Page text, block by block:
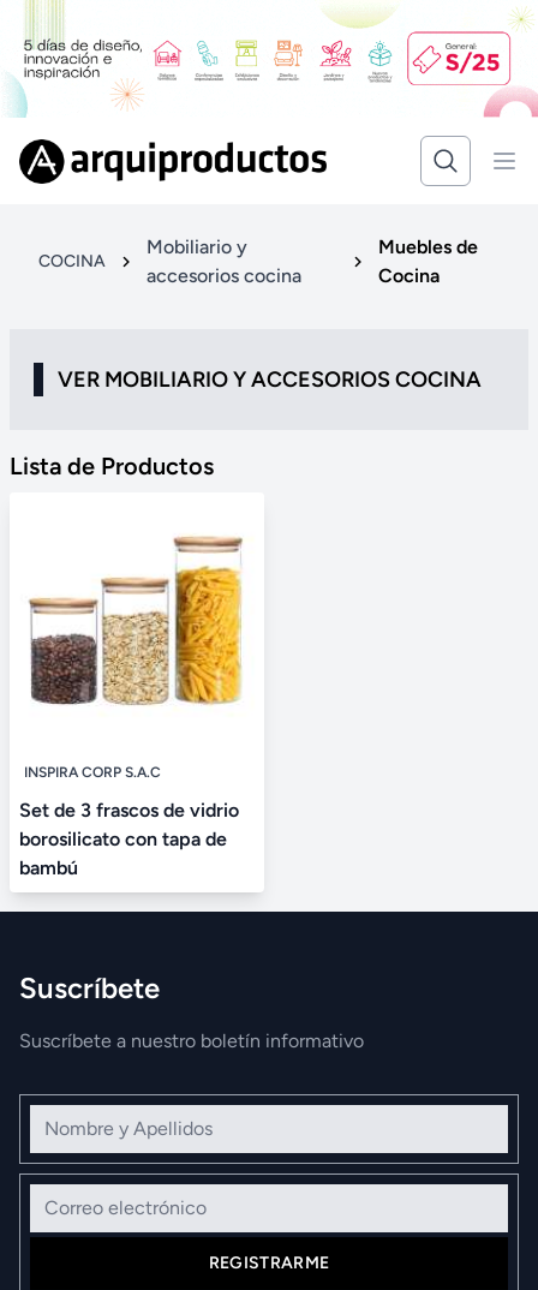
COCINA
Mobiliario y
accesorios cocina
Muebles de
Cocina
VER MOBILIARIO Y ACCESORIOS COCINA
Lista de Productos
INSPIRA CORP S.A.C
Set de 3 frascos de vidrio
borosilicato con tapa de
bambú
Suscríbete
Suscríbete a nuestro boletín informativo
Nombre y Apellidos
Correo electrónico
REGISTRARME